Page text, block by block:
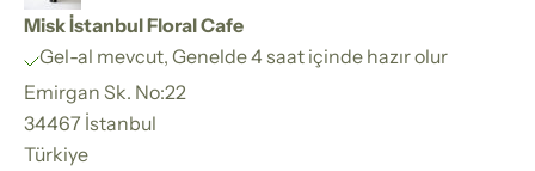
Misk İstanbul Floral Cafe
Gel-al mevcut, Genelde 4 saat içinde hazır olur
Emirgan Sk. No:22
34467 İstanbul
Türkiye